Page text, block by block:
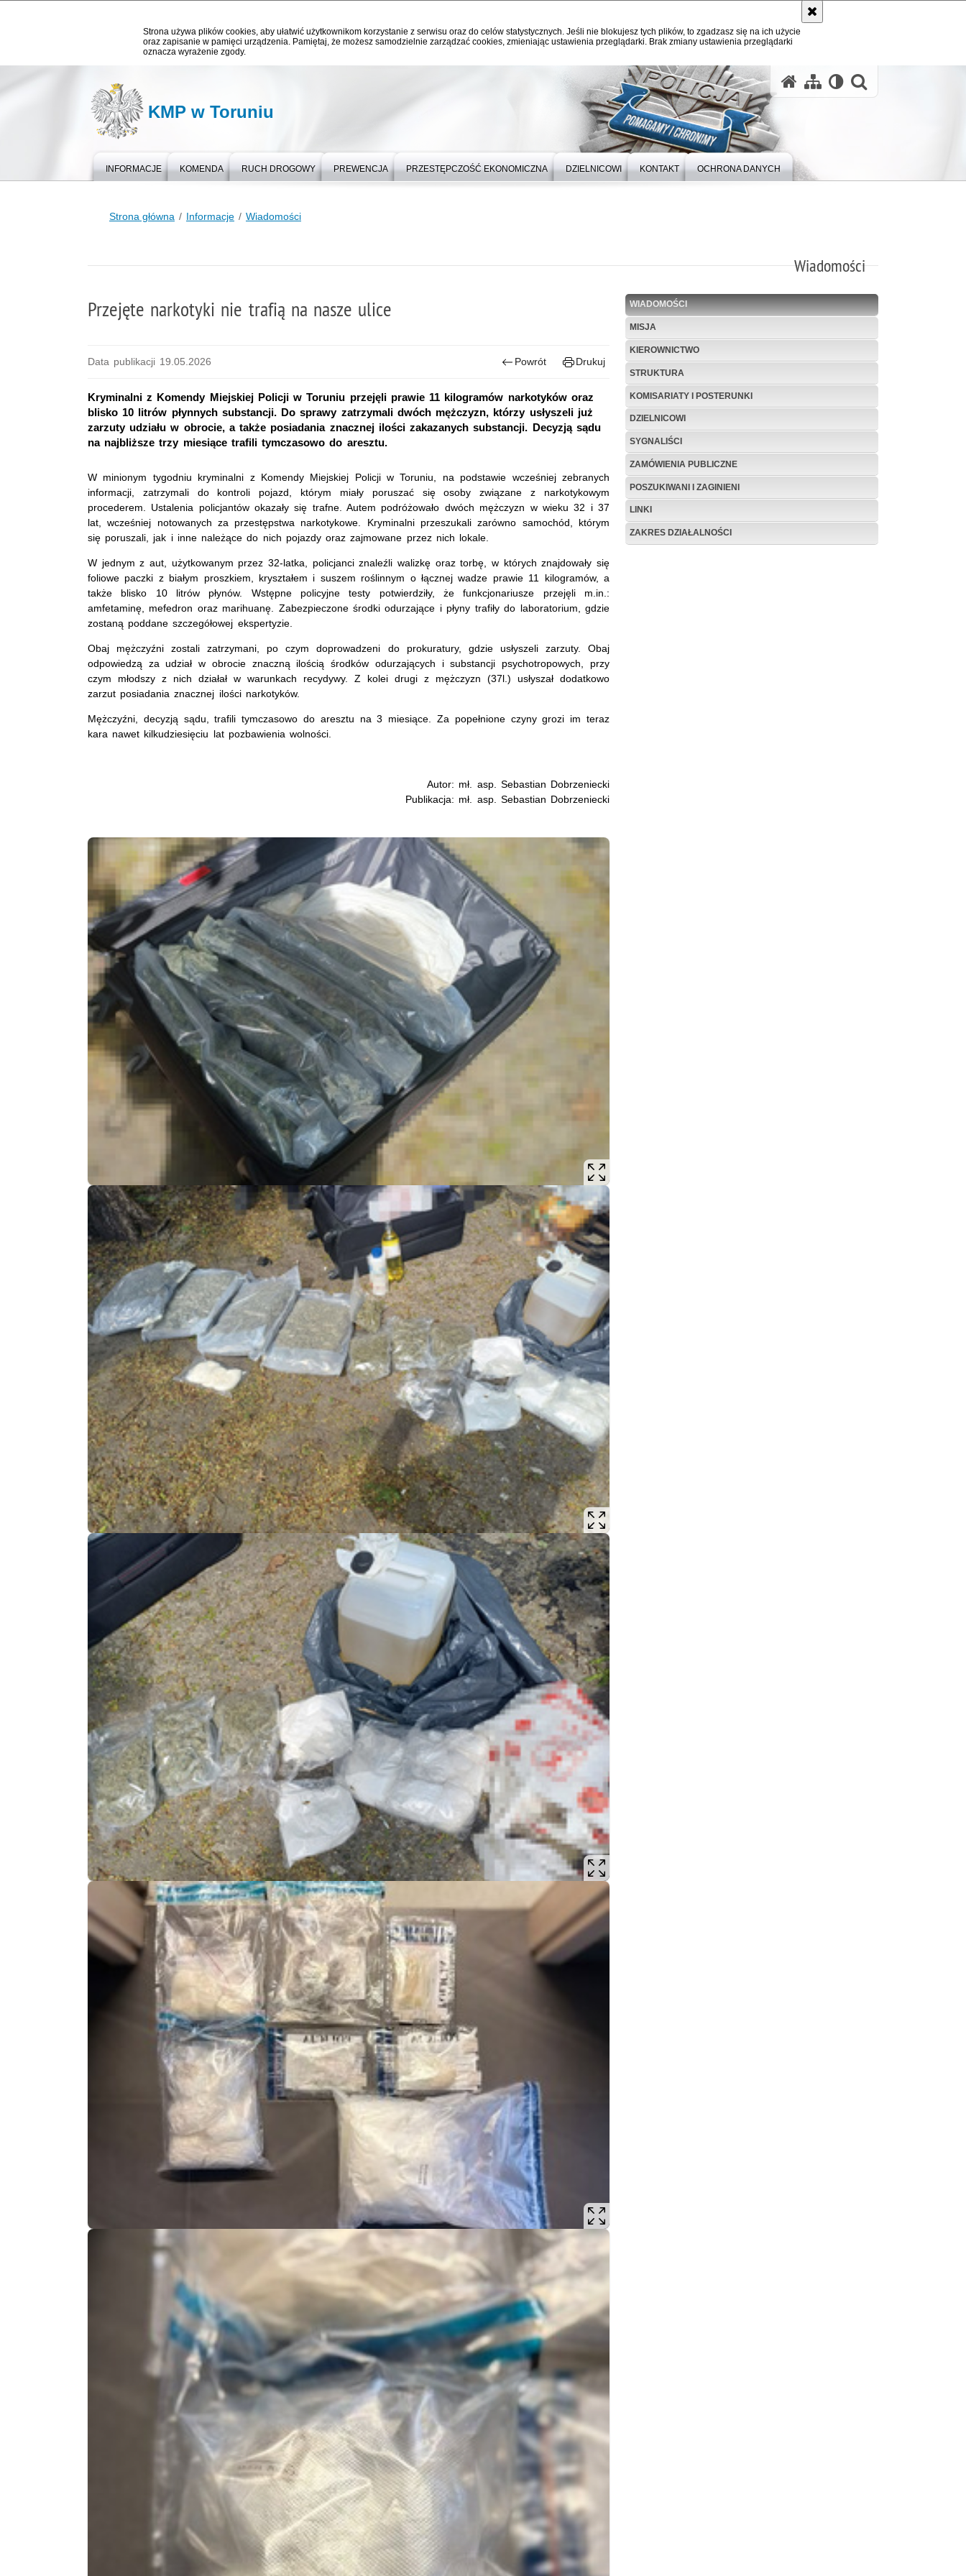
Strona używa plików cookies, aby ułatwić użytkownikom korzystanie z serwisu oraz do celów statystycznych. Jeśli nie blokujesz tych plików, to zgadzasz się na ich użycie
oraz zapisanie w pamięci urządzenia. Pamiętaj, że możesz samodzielnie zarządzać cookies, zmieniając ustawienia przeglądarki. Brak zmiany ustawienia przeglądarki
oznacza wyrażenie zgody.
KMP w Toruniu
INFORMACJE KOMENDA RUCH DROGOWY PREWENCJA PRZESTĘPCZOŚĆ EKONOMICZNA DZIELNICOWI KONTAKT OCHRONA DANYCH
Strona główna Informacje Wiadomości
Wiadomości
Przejęte narkotyki nie trafią na nasze ulice
Data publikacji 19.05.2026 Powrót Drukuj
Kryminalni z Komendy Miejskiej Policji w Toruniu przejęli prawie 11 kilogramów narkotyków oraz
blisko 10 litrów płynnych substancji. Do sprawy zatrzymali dwóch mężczyzn, którzy usłyszeli już
zarzuty udziału w obrocie, a także posiadania znacznej ilości zakazanych substancji. Decyzją sądu
na najbliższe trzy miesiące trafili tymczasowo do aresztu.
W minionym tygodniu kryminalni z Komendy Miejskiej Policji w Toruniu, na podstawie wcześniej zebranych
informacji, zatrzymali do kontroli pojazd, którym miały poruszać się osoby związane z narkotykowym
procederem. Ustalenia policjantów okazały się trafne. Autem podróżowało dwóch mężczyzn w wieku 32 i 37
lat, wcześniej notowanych za przestępstwa narkotykowe. Kryminalni przeszukali zarówno samochód, którym
się poruszali, jak i inne należące do nich pojazdy oraz zajmowane przez nich lokale.
W jednym z aut, użytkowanym przez 32-latka, policjanci znaleźli walizkę oraz torbę, w których znajdowały się
foliowe paczki z białym proszkiem, kryształem i suszem roślinnym o łącznej wadze prawie 11 kilogramów, a
także blisko 10 litrów płynów. Wstępne policyjne testy potwierdziły, że funkcjonariusze przejęli m.in.:
amfetaminę, mefedron oraz marihuanę. Zabezpieczone środki odurzające i płyny trafiły do laboratorium, gdzie
zostaną poddane szczegółowej ekspertyzie.
Obaj mężczyźni zostali zatrzymani, po czym doprowadzeni do prokuratury, gdzie usłyszeli zarzuty. Obaj
odpowiedzą za udział w obrocie znaczną ilością środków odurzających i substancji psychotropowych, przy
czym młodszy z nich działał w warunkach recydywy. Z kolei drugi z mężczyzn (37l.) usłyszał dodatkowo
zarzut posiadania znacznej ilości narkotyków.
Mężczyźni, decyzją sądu, trafili tymczasowo do aresztu na 3 miesiące. Za popełnione czyny grozi im teraz
kara nawet kilkudziesięciu lat pozbawienia wolności.
Autor: mł. asp. Sebastian Dobrzeniecki
Publikacja: mł. asp. Sebastian Dobrzeniecki
WIADOMOŚCI
MISJA
KIEROWNICTWO
STRUKTURA
KOMISARIATY I POSTERUNKI
DZIELNICOWI
SYGNALIŚCI
ZAMÓWIENIA PUBLICZNE
POSZUKIWANI I ZAGINIENI
LINKI
ZAKRES DZIAŁALNOŚCI